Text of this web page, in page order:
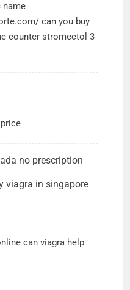
name
can you buy
counter stromectol 3
no prescription
viagra in singapore
can viagra help